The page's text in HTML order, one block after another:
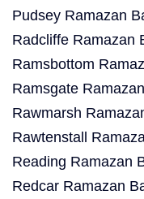
Pudsey Ramazan
Radcliffe Ramazan
Ramsbottom
Ramsgate
Rawmarsh
Rawtenstall
Reading Ramazan
Redcar Ramazan